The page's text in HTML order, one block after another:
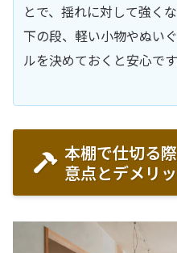
とで、揺れに対して強く
下の段、軽い小物やぬい
ルを決めておくと安心です
本棚で仕切る
意点とデメリ